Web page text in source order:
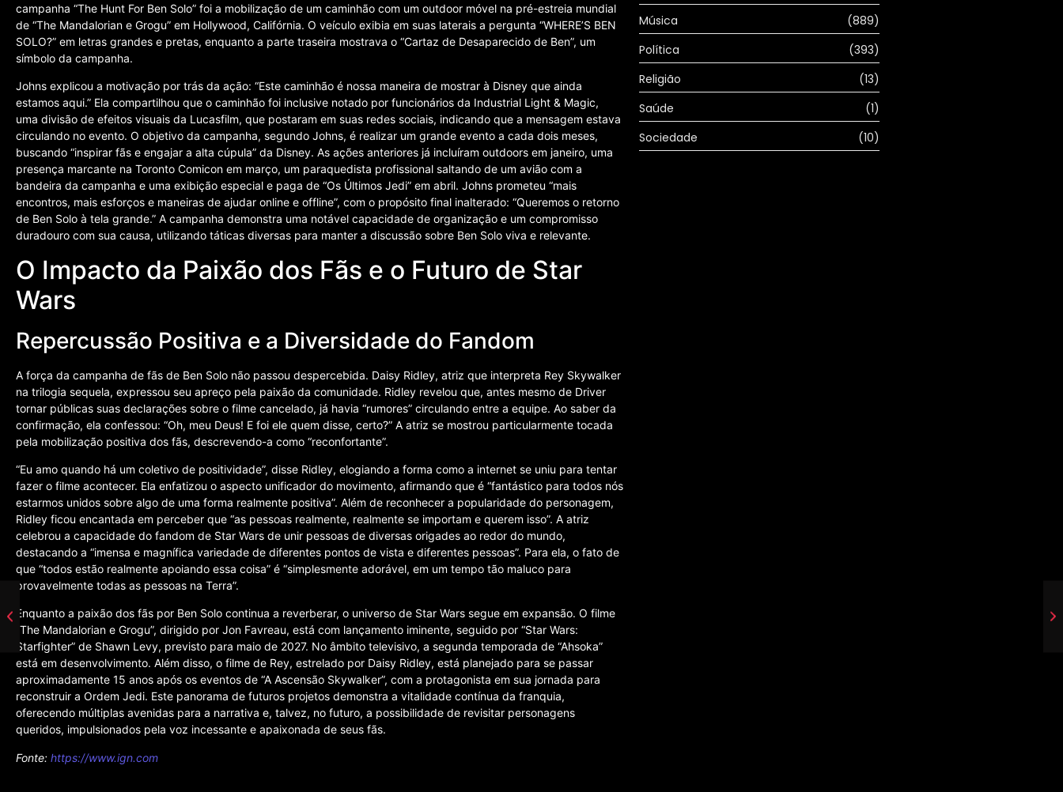
campanha “The Hunt For Ben Solo” foi a mobilização de um caminhão com um outdoor móvel na pré-estreia mundial
de “The Mandalorian e Grogu” em Hollywood, Califórnia. O veículo exibia em suas laterais a pergunta “WHERE’S BEN
SOLO?” em letras grandes e pretas, enquanto a parte traseira mostrava o “Cartaz de Desaparecido de Ben”, um
símbolo da campanha.
Johns explicou a motivação por trás da ação: “Este caminhão é nossa maneira de mostrar à Disney que ainda
estamos aqui.” Ela compartilhou que o caminhão foi inclusive notado por funcionários da Industrial Light & Magic,
uma divisão de efeitos visuais da Lucasfilm, que postaram em suas redes sociais, indicando que a mensagem estava
circulando no evento. O objetivo da campanha, segundo Johns, é realizar um grande evento a cada dois meses,
buscando “inspirar fãs e engajar a alta cúpula” da Disney. As ações anteriores já incluíram outdoors em janeiro, uma
presença marcante na Toronto Comicon em março, um paraquedista profissional saltando de um avião com a
bandeira da campanha e uma exibição especial e paga de “Os Últimos Jedi” em abril. Johns prometeu “mais
encontros, mais esforços e maneiras de ajudar online e offline”, com o propósito final inalterado: “Queremos o retorno
de Ben Solo à tela grande.” A campanha demonstra uma notável capacidade de organização e um compromisso
duradouro com sua causa, utilizando táticas diversas para manter a discussão sobre Ben Solo viva e relevante.
O Impacto da Paixão dos Fãs e o Futuro de Star
Wars
Repercussão Positiva e a Diversidade do Fandom
A força da campanha de fãs de Ben Solo não passou despercebida. Daisy Ridley, atriz que interpreta Rey Skywalker
na trilogia sequela, expressou seu apreço pela paixão da comunidade. Ridley revelou que, antes mesmo de Driver
tornar públicas suas declarações sobre o filme cancelado, já havia “rumores” circulando entre a equipe. Ao saber da
confirmação, ela confessou: “Oh, meu Deus! E foi ele quem disse, certo?” A atriz se mostrou particularmente tocada
pela mobilização positiva dos fãs, descrevendo-a como “reconfortante”.
“Eu amo quando há um coletivo de positividade”, disse Ridley, elogiando a forma como a internet se uniu para tentar
fazer o filme acontecer. Ela enfatizou o aspecto unificador do movimento, afirmando que é “fantástico para todos nós
estarmos unidos sobre algo de uma forma realmente positiva”. Além de reconhecer a popularidade do personagem,
Ridley ficou encantada em perceber que “as pessoas realmente, realmente se importam e querem isso”. A atriz
celebrou a capacidade do fandom de Star Wars de unir pessoas de diversas origades ao redor do mundo,
destacando a “imensa e magnífica variedade de diferentes pontos de vista e diferentes pessoas”. Para ela, o fato de
que “todos estão realmente apoiando essa coisa” é “simplesmente adorável, em um tempo tão maluco para
provavelmente todas as pessoas na Terra”.
Enquanto a paixão dos fãs por Ben Solo continua a reverberar, o universo de Star Wars segue em expansão. O filme
“The Mandalorian e Grogu”, dirigido por Jon Favreau, está com lançamento iminente, seguido por “Star Wars:
Starfighter” de Shawn Levy, previsto para maio de 2027. No âmbito televisivo, a segunda temporada de “Ahsoka”
está em desenvolvimento. Além disso, o filme de Rey, estrelado por Daisy Ridley, está planejado para se passar
aproximadamente 15 anos após os eventos de “A Ascensão Skywalker”, com a protagonista em sua jornada para
reconstruir a Ordem Jedi. Este panorama de futuros projetos demonstra a vitalidade contínua da franquia,
oferecendo múltiplas avenidas para a narrativa e, talvez, no futuro, a possibilidade de revisitar personagens
queridos, impulsionados pela voz incessante e apaixonada de seus fãs.
Fonte: https://www.ign.com
Música
(889)
Política
(393)
Religião
(13)
Saúde
(1)
Sociedade
(10)